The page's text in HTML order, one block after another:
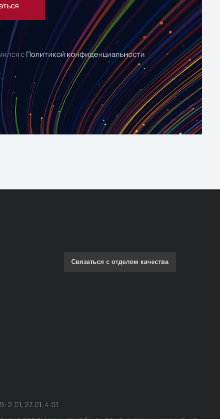
сПолитикой конфиденциальности
Связаться с отделом качества
27.01, 4.01